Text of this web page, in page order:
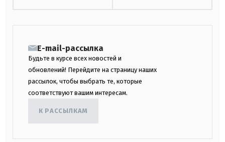
E-mail-рассылка
Будьте в курсе всех новостей и
обновлений! Перейдите на страницу наших
рассылок, чтобы выбрать те, которые
соответствуют вашим интересам.
К РАССЫЛКАМ